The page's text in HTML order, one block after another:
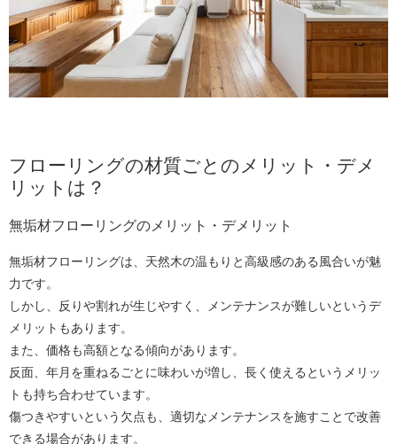
フローリングの材質ごとのメリット・デメ
リットは？
無垢材フローリングのメリット・デメリット
無垢材フローリングは、天然木の温もりと高級感のある風合いが魅
力です。
しかし、反りや割れが生じやすく、メンテナンスが難しいというデ
メリットもあります。
また、価格も高額となる傾向があります。
反面、年月を重ねるごとに味わいが増し、長く使えるというメリッ
トも持ち合わせています。
傷つきやすいという欠点も、適切なメンテナンスを施すことで改善
できる場合があります。